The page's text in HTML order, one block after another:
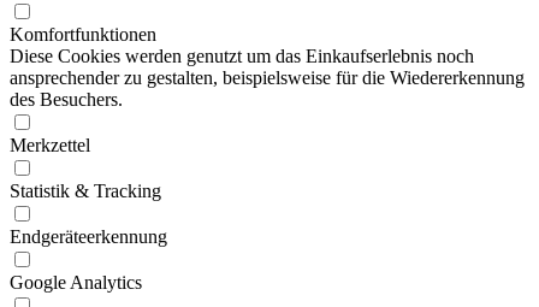
Komfortfunktionen
Diese Cookies werden genutzt um das Einkaufserlebnis noch
ansprechender zu gestalten, beispielsweise für die Wiedererkennung
des Besuchers.
Merkzettel
Statistik & Tracking
Endgeräteerkennung
Google Analytics